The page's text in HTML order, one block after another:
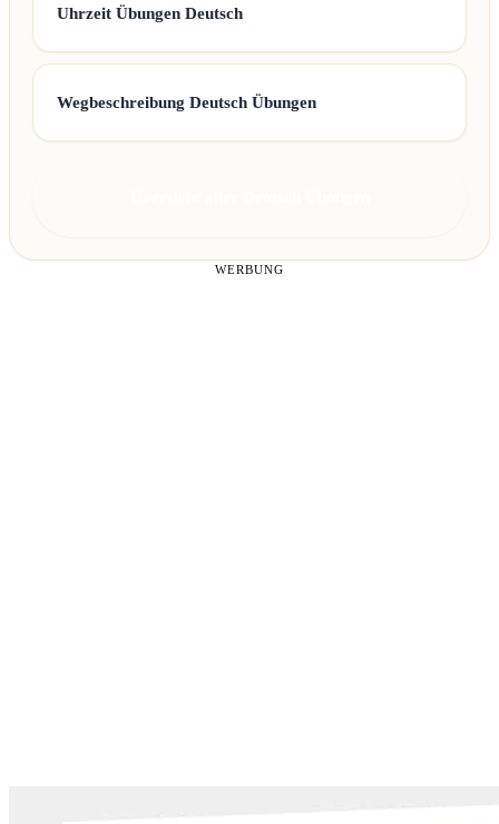
Uhrzeit Übungen Deutsch
Wegbeschreibung Deutsch Übungen
WERBUNG